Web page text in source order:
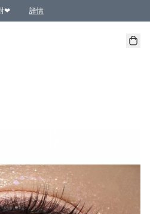
❤ 詳情
有限 售完即止
數量有限 售完即止♫
4件或以上85 折；買6件或以上8 折
買4件HKD 260.00
買4件HKD 360.00
買4件HKD 180.00
買4件HKD 320.00
買4件或以上9 折；買6件或以上85 折；買8件
16.00；買4件或以上減HKD 32.00；買6
買4件或以上9 折；買8件或以上85 折；買12
（適用於 特定的送貨方式 )